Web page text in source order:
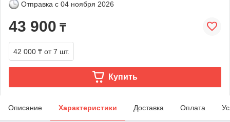
Отправка с 04 ноября 2026
43 900 ₸
42 000 ₸ от 7 шт.
Купить
Описание Характеристики Доставка Оплата